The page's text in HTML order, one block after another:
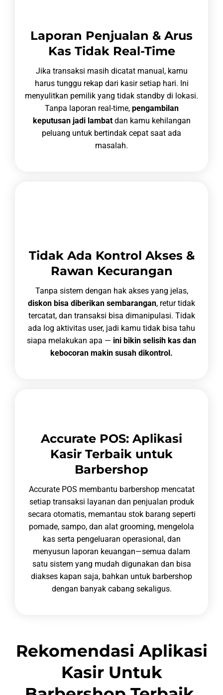
Laporan Penjualan & Arus
Kas Tidak Real-Time
Jika transaksi masih dicatat manual, kamu
harus tunggu rekap dari kasir setiap hari. Ini
menyulitkan pemilik yang tidak standby di lokasi.
Tanpa laporan real-time, pengambilan
keputusan jadi lambatdan kamu kehilangan
peluang untuk bertindak cepat saat ada
masalah.
Tidak Ada Kontrol Akses &
Rawan Kecurangan
Tanpa sistem dengan hak akses yang jelas,
diskon bisa diberikan sembarangan, retur tidak
tercatat, dan transaksi bisa dimanipulasi. Tidak
ada log aktivitas user, jadi kamu tidak bisa tahu
siapa melakukan apa — ini bikin selisih kas dan
kebocoran makin susah dikontrol.
Accurate POS: Aplikasi
Kasir Terbaik untuk
Barbershop
Accurate POS membantu barbershop mencatat
setiap transaksi layanan dan penjualan produk
secara otomatis, memantau stok barang seperti
pomade, sampo, dan alat grooming, mengelola
kas serta pengeluaran operasional, dan
menyusun laporan keuangan—semua dalam
satu sistem yang mudah digunakan dan bisa
diakses kapan saja, bahkan untuk barbershop
dengan banyak cabang sekaligus.
Rekomendasi Aplikasi
Kasir Untuk